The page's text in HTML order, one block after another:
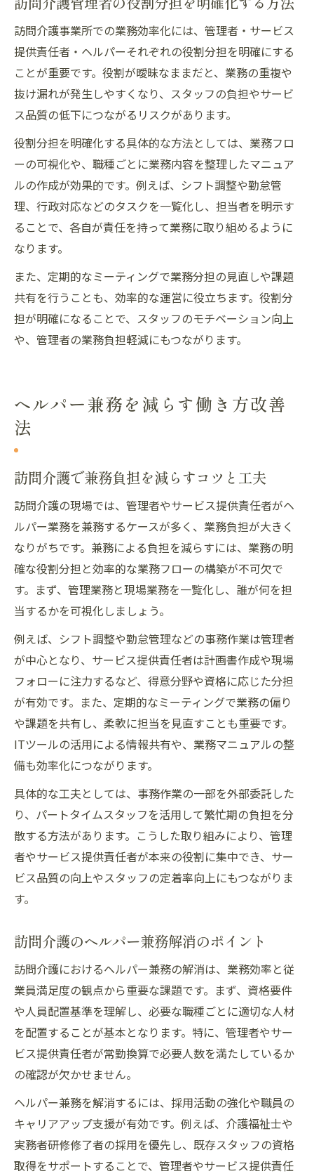
訪問介護事業所での業務効率化には、管理者・サービス
提供責任者・ヘルパーそれぞれの役割分担を明確にする
ことが重要です。役割が曖昧なままだと、業務の重複や
抜け漏れが発生しやすくなり、スタッフの負担やサービ
ス品質の低下につながるリスクがあります。
役割分担を明確化する具体的な方法としては、業務フロ
ーの可視化や、職種ごとに業務内容を整理したマニュア
ルの作成が効果的です。例えば、シフト調整や勤怠管
理、行政対応などのタスクを一覧化し、担当者を明示す
ることで、各自が責任を持って業務に取り組めるように
なります。
また、定期的なミーティングで業務分担の見直しや課題
共有を行うことも、効率的な運営に役立ちます。役割分
担が明確になることで、スタッフのモチベーション向上
や、管理者の業務負担軽減にもつながります。
ヘルパー兼務を減らす働き方改善
法
訪問介護で兼務負担を減らすコツと工夫
訪問介護の現場では、管理者やサービス提供責任者がヘ
ルパー業務を兼務するケースが多く、業務負担が大きく
なりがちです。兼務による負担を減らすには、業務の明
確な役割分担と効率的な業務フローの構築が不可欠で
す。まず、管理業務と現場業務を一覧化し、誰が何を担
当するかを可視化しましょう。
例えば、シフト調整や勤怠管理などの事務作業は管理者
が中心となり、サービス提供責任者は計画書作成や現場
フォローに注力するなど、得意分野や資格に応じた分担
が有効です。また、定期的なミーティングで業務の偏り
や課題を共有し、柔軟に担当を見直すことも重要です。
ITツールの活用による情報共有や、業務マニュアルの整
備も効率化につながります。
具体的な工夫としては、事務作業の一部を外部委託した
り、パートタイムスタッフを活用して繁忙期の負担を分
散する方法があります。こうした取り組みにより、管理
者やサービス提供責任者が本来の役割に集中でき、サー
ビス品質の向上やスタッフの定着率向上にもつながりま
す。
訪問介護のヘルパー兼務解消のポイント
訪問介護におけるヘルパー兼務の解消は、業務効率と従
業員満足度の観点から重要な課題です。まず、資格要件
や人員配置基準を理解し、必要な職種ごとに適切な人材
を配置することが基本となります。特に、管理者やサー
ビス提供責任者が常勤換算で必要人数を満たしているか
の確認が欠かせません。
ヘルパー兼務を解消するには、採用活動の強化や職員の
キャリアアップ支援が有効です。例えば、介護福祉士や
実務者研修修了者の採用を優先し、既存スタッフの資格
取得をサポートすることで、管理者やサービス提供責任